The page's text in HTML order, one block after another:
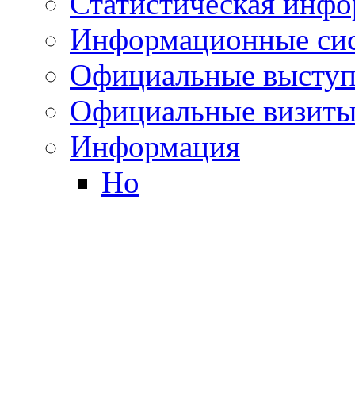
Информационные
Официальные
Официальные
Информация
Но